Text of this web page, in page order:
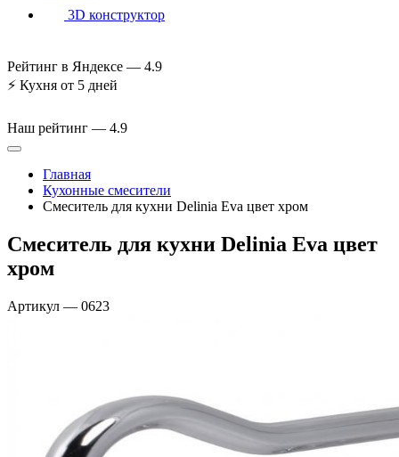
3D конструктор
Рейтинг в Яндексе — 4.9
⚡ Кухня от 5 дней
Наш рейтинг — 4.9
Главная
Кухонные смесители
Смеситель для кухни Delinia Eva цвет хром
Смеситель для кухни Delinia Eva цвет
хром
Артикул — 0623